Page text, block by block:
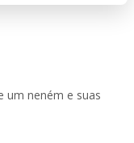
um neném e suas